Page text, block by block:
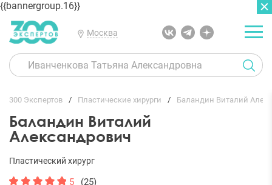
{{bannergroup.16}}
Москва
300 Экспертов Пластические хирурги Баландин Виталий
Баландин Виталий
Александрович
Пластический хирург
5 (25)
ГЛАВНАЯ ОТЗЫВЫ